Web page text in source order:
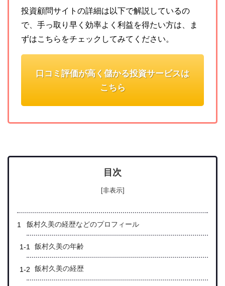
投資顧問サイトの詳細は以下で解説しているの
で、手っ取り早く効率よく利益を得たい方は、ま
ずはこちらをチェックしてみてください。
口コミ評価が高く儲かる投資サービスは
こちら
目次
[非表示]
飯村久美の経歴などのプロフィール
飯村久美の年齢
飯村久美の経歴